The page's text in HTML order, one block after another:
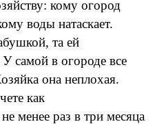
кому огород
воды натаскает.
та ей
У самой в огороде все
она неплохая.
как
менее раз в три месяца